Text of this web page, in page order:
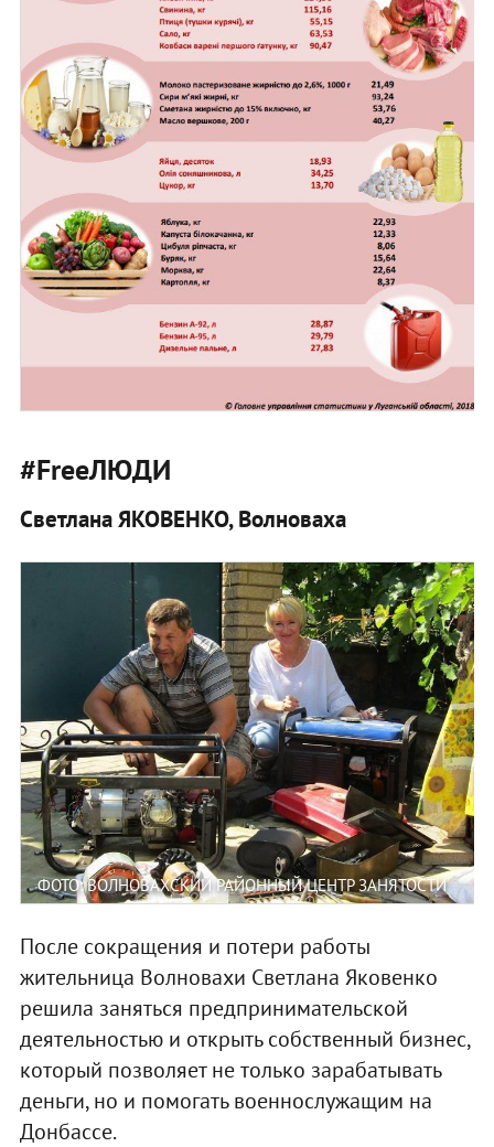
#FreeЛЮДИ
Светлана ЯКОВЕНКО, Волноваха
ФОТО: ВОЛНОВАХСКИЙ РАЙОННЫЙ ЦЕНТР ЗАНЯТОСТИ
После сокращения и потери работы
жительница Волновахи Светлана Яковенко
решила заняться предпринимательской
деятельностью и открыть собственный бизнес,
который позволяет не только зарабатывать
деньги, но и помогать военнослужащим на
Донбассе.